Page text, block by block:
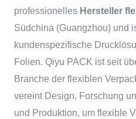
professionelles Hersteller
Südchina (Guangzhou) und
kundenspezifische
Folien. Qiyu PACK ist seit
Branche der flexiblen
vereint Design, Forschung
und Produktion, um flexible